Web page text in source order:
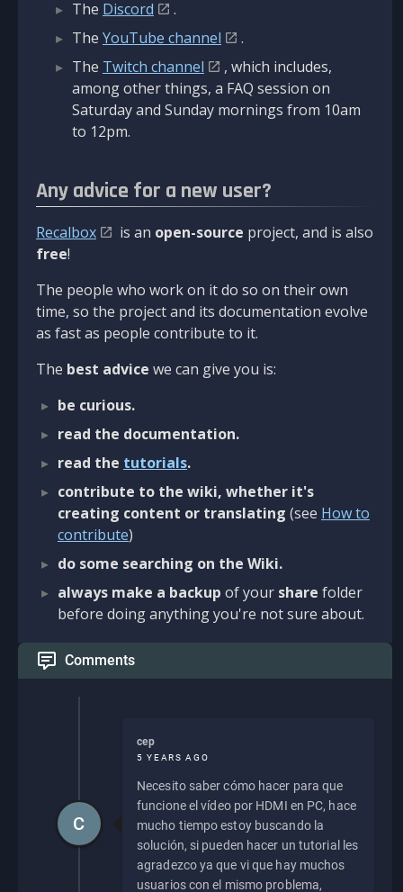
The Discord
.
The YouTube channel
.
The Twitch channel
, which includes,
among other things, a FAQ session on
Saturday and Sunday mornings from 10am
to 12pm.
Any advice for a new user?
Recalbox is an open-source project, and is also
free!
The people who work on it do so on their own
time, so the project and its documentation evolve
as fast as people contribute to it.
The best advice we can give you is:
be curious.
read the documentation.
read the tutorials.
contribute to the wiki, whether it's
creating content or translating (see How to
contribute)
do some searching on the Wiki.
always make a backup of your share folder
before doing anything you're not sure about.
Comments
cep
5 YEARS AGO
Necesito saber cómo hacer para que
funcione el vídeo por HDMI en PC, hace
mucho tiempo estoy buscando la
solución, si pueden hacer un tutorial les
agradezco ya que vi que hay muchos
usuarios con el mismo problema,
C